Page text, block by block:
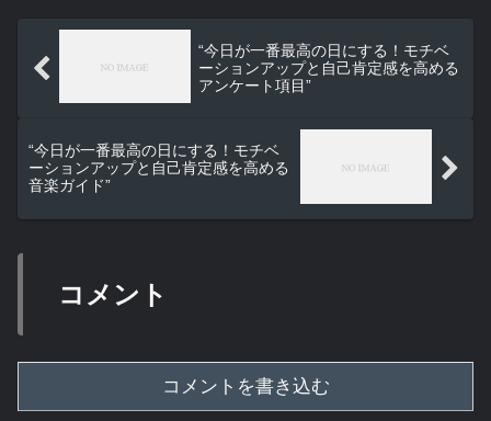
“今日が一番最高の日にする！モチベ
ーションアップと自己肯定感を高める
アンケート項目”
“今日が一番最高の日にする！モチベ
ーションアップと自己肯定感を高める
音楽ガイド”
コメント
コメントを書き込む